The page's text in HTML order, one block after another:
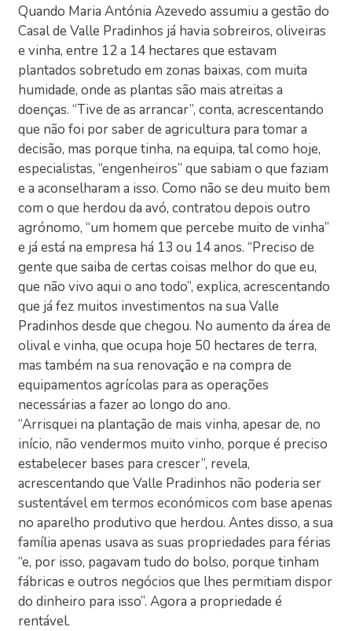
Quando Maria Antónia Azevedo assumiu a gestão do
Casal de Valle Pradinhos já havia sobreiros, oliveiras
e vinha, entre 12 a 14 hectares que estavam
plantados sobretudo em zonas baixas, com muita
humidade, onde as plantas são mais atreitas a
doenças. “Tive de as arrancar”, conta, acrescentando
que não foi por saber de agricultura para tomar a
decisão, mas porque tinha, na equipa, tal como hoje,
especialistas, “engenheiros” que sabiam o que faziam
e a aconselharam a isso. Como não se deu muito bem
com o que herdou da avó, contratou depois outro
agrónomo, “um homem que percebe muito de vinha”
e já está na empresa há 13 ou 14 anos. “Preciso de
gente que saiba de certas coisas melhor do que eu,
que não vivo aqui o ano todo”, explica, acrescentando
que já fez muitos investimentos na sua Valle
Pradinhos desde que chegou. No aumento da área de
olival e vinha, que ocupa hoje 50 hectares de terra,
mas também na sua renovação e na compra de
equipamentos agrícolas para as operações
necessárias a fazer ao longo do ano.
“Arrisquei na plantação de mais vinha, apesar de, no
início, não vendermos muito vinho, porque é preciso
estabelecer bases para crescer”, revela,
acrescentando que Valle Pradinhos não poderia ser
sustentável em termos económicos com base apenas
no aparelho produtivo que herdou. Antes disso, a sua
família apenas usava as suas propriedades para férias
“e, por isso, pagavam tudo do bolso, porque tinham
fábricas e outros negócios que lhes permitiam dispor
do dinheiro para isso”. Agora a propriedade é
rentável.